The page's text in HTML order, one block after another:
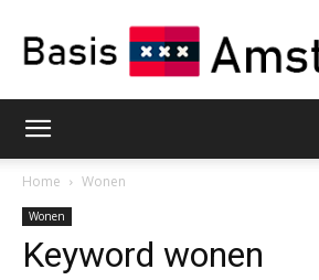
Amsterdam
Home Wonen
Wonen
Keyword wonen